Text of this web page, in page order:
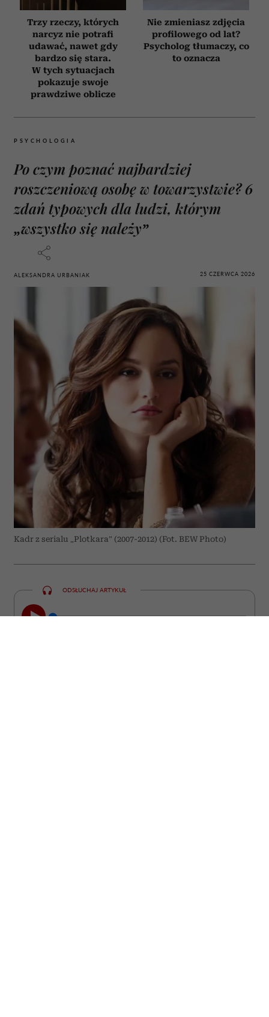
Trzy rzeczy, których
narcyz nie potrafi
udawać, nawet gdy
bardzo się stara.
W tych sytuacjach
pokazuje swoje
prawdziwe oblicze
Nie zmieniasz zdjęcia
profilowego od lat?
Psycholog tłumaczy, co
to oznacza
PSYCHOLOGIA
Po czym poznać najbardziej
roszczeniową osobę w towarzystwie? 6
zdań typowych dla ludzi, którym
„wszystko się należy”
ALEKSANDRA URBANIAK 25 CZERWCA 2026
Kadr z serialu „Plotkara” (2007-2012) (Fot. BEW Photo)
ODSŁUCHAJ ARTYKUŁ